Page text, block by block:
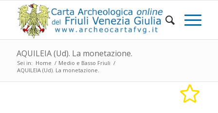
AQUILEIA (Ud). La monetazione.
Sei in: Home / Medio e Basso Friuli /
AQUILEIA (Ud). La monetazione.